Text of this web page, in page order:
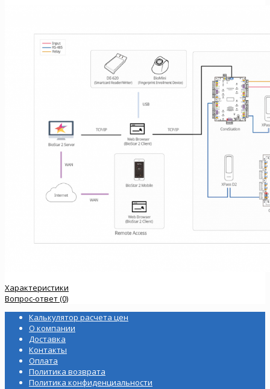
Характеристики
Вопрос-ответ (0)
Калькулятор расчета цен
О компании
Доставка
Контакты
Оплата
Политика возврата
Политика конфиденциальности